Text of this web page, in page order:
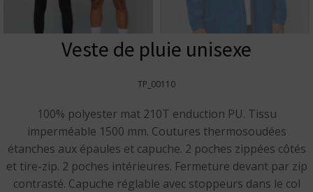
Veste de pluie unisexe
TP_00110
100% polyester mat 210T enduction PU. Tissu
imperméable 1500 mm. Coutures thermosoudées
étanches aux épaules et capuche. 2 poches zippées côtés
et tire-zip. 2 poches intérieures. Fermeture devant par zip
contrasté. Capuche réglable avec stoppeurs dans le col